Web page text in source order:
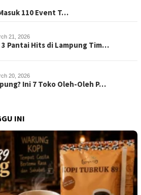
110 Event T…
21, 2026
3 Pantai Hits di Lampung Tim…
20, 2026
Ini 7 Toko Oleh-Oleh P…
INI